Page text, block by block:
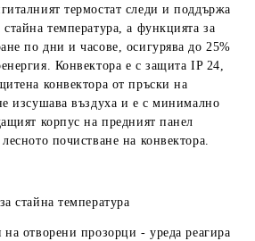
термостат следи и поддържа
стайна температура, а функцията за
по дни и часове, осигурява до 25%
Конвектора е с защита IP 24,
конвектора от пръски на
изсушава въздуха и е с минимално
корпус на предният панел
почистване на конвектора.
стайна температура
на отворени прозорци - уреда реагира